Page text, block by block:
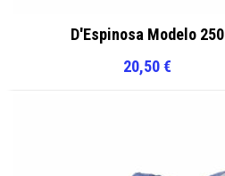
D'Espinosa Modelo 250
20,50€